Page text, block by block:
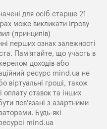
для осіб старше 21
може викликати ігрову
(принципів)
перших ознак залежності
Пам'ятайте, що участь в
доходів або
ресурс mind.ua не
віртуальні гроші, також
оплату ставок та інших
пов’язані з азартними
Будь-які
mind.ua